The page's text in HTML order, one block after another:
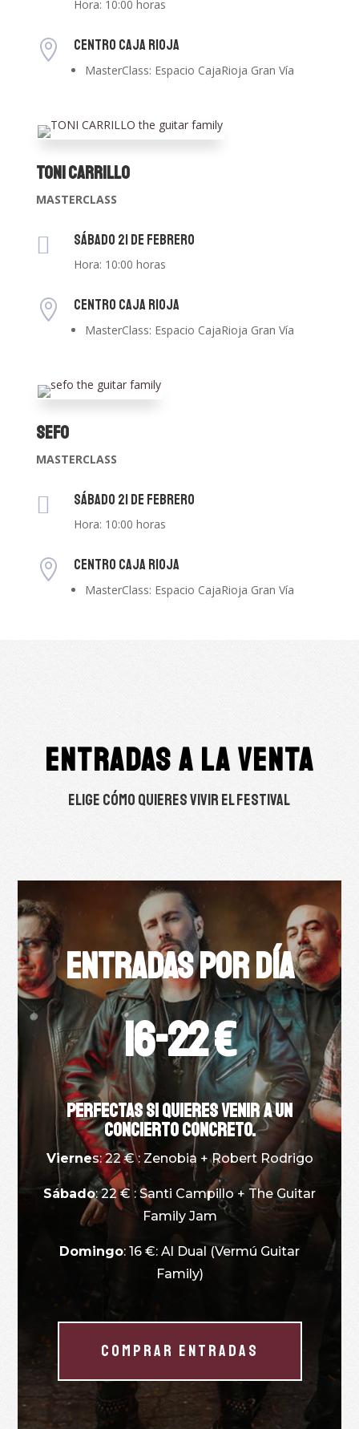
Hora: 10:00 horas
 CENTRO CAJA RIOJA
MasterClass: Espacio CajaRioja Gran Vía
Toni Carrillo
MASTERCLASS
 Sábado 21 de Febrero
Hora: 10:00 horas
 CENTRO CAJA RIOJA
MasterClass: Espacio CajaRioja Gran Vía
Sefo
MASTERCLASS
 Sábado 21 de Febrero
Hora: 10:00 horas
 CENTRO CAJA RIOJA
MasterClass: Espacio CajaRioja Gran Vía
ENTRADAS A LA VENTA
Elige cómo quieres vivir el festival
ENTRADAS POR DÍA
16-22 €
Perfectas si quieres venir a un
concierto concreto.
Viernes: 22 € : Zenobia + Robert Rodrigo
Sábado: 22 € : Santi Campillo + The Guitar
Family Jam
Domingo: 16 €: Al Dual (Vermú Guitar
Family)
COMPRAR ENTRADAS